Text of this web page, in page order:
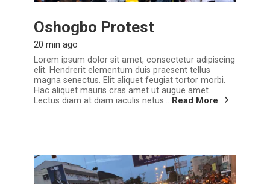
Oshogbo Protest
20 min ago
Lorem ipsum dolor sit amet, consectetur adipiscing
elit. Hendrerit elementum duis praesent tellus
magna senectus. Elit aliquet feugiat tortor morbi.
Hac aliquet mauris cras amet ut augue amet.
Lectus diam at diam iaculis netus... Read More